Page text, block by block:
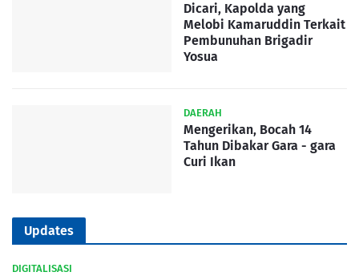
Dicari, Kapolda yang
Melobi Kamaruddin Terkait
Pembunuhan Brigadir
Yosua
DAERAH
Mengerikan, Bocah 14
Tahun Dibakar Gara - gara
Curi Ikan
Updates
DIGITALISASI